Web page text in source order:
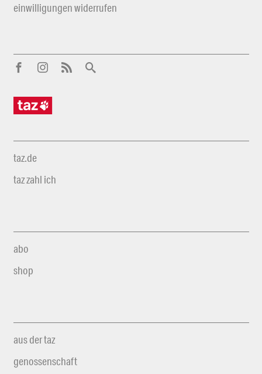
einwilligungen widerrufen
taz.de
taz zahl ich
abo
shop
aus der taz
genossenschaft